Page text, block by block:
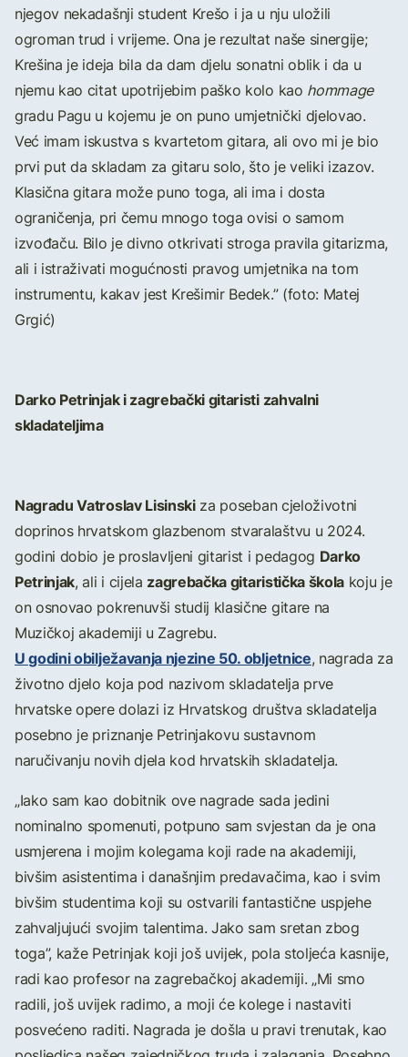
njegov nekadašnji student Krešo i ja u nju uložili
ogroman trud i vrijeme. Ona je rezultat naše sinergije;
Krešina je ideja bila da dam djelu sonatni oblik i da u
njemu kao citat upotrijebim paško kolo kao hommage
gradu Pagu u kojemu je on puno umjetnički djelovao.
Već imam iskustva s kvartetom gitara, ali ovo mi je bio
prvi put da skladam za gitaru solo, što je veliki izazov.
Klasična gitara može puno toga, ali ima i dosta
ograničenja, pri čemu mnogo toga ovisi o samom
izvođaču. Bilo je divno otkrivati stroga pravila gitarizma,
ali i istraživati mogućnosti pravog umjetnika na tom
instrumentu, kakav jest Krešimir Bedek.” (foto: Matej
Grgić)
Darko Petrinjak i zagrebački gitaristi zahvalni
skladateljima
NagraduVatroslav Lisinskiza poseban cjeloživotni
doprinos hrvatskom glazbenom stvaralaštvu u 2024.
godini dobio je proslavljeni gitarist i pedagog Darko
Petrinjak, ali i cijela zagrebačka gitaristička škola koju je
on osnovao pokrenuvši studij klasične gitare na
Muzičkoj akademiji u Zagrebu.
U godini obilježavanja njezine 50. obljetnice, nagrada za
životno djelo koja pod nazivom skladatelja prve
hrvatske opere dolazi iz Hrvatskog društva skladatelja
posebno je priznanje Petrinjakovu sustavnom
naručivanju novih djela kod hrvatskih skladatelja.
„Iako sam kao dobitnik ove nagrade sada jedini
nominalno spomenuti, potpuno sam svjestan da je ona
usmjerena i mojim kolegama koji rade na akademiji,
bivšim asistentima i današnjim predavačima, kao i svim
bivšim studentima koji su ostvarili fantastične uspjehe
zahvaljujući svojim talentima. Jako sam sretan zbog
toga”, kaže Petrinjak koji još uvijek, pola stoljeća kasnije,
radi kao profesor na zagrebačkoj akademiji. „Mi smo
radili, još uvijek radimo, a moji će kolege i nastaviti
posvećeno raditi. Nagrada je došla u pravi trenutak, kao